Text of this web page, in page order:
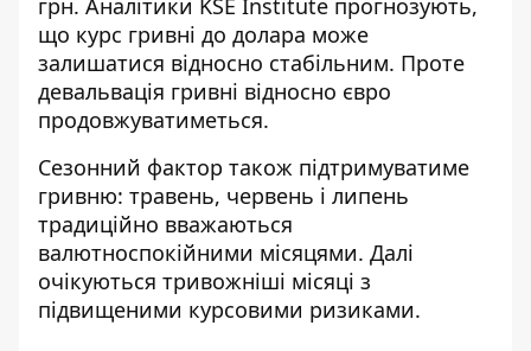
грн. Аналітики KSE Institute прогнозують,
що курс гривні до долара може
залишатися відносно стабільним. Проте
девальвація гривні відносно євро
продовжуватиметься.
Сезонний фактор також підтримуватиме
гривню: травень, червень і липень
традиційно вважаються
валютноспокійними місяцями. Далі
очікуються тривожніші місяці з
підвищеними курсовими ризиками.